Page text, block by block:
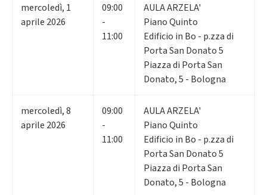
mercoledì, 1
aprile 2026
09:00
-
11:00
AULA ARZELA'
Piano Quinto
Edificio in Bo - p.zza di
Porta San Donato 5
Piazza di Porta San
Donato, 5 - Bologna
mercoledì,8
aprile 2026
09:00
-
11:00
AULA ARZELA'
Piano Quinto
Edificio in Bo - p.zza di
Porta San Donato 5
Piazza di Porta San
Donato, 5 - Bologna